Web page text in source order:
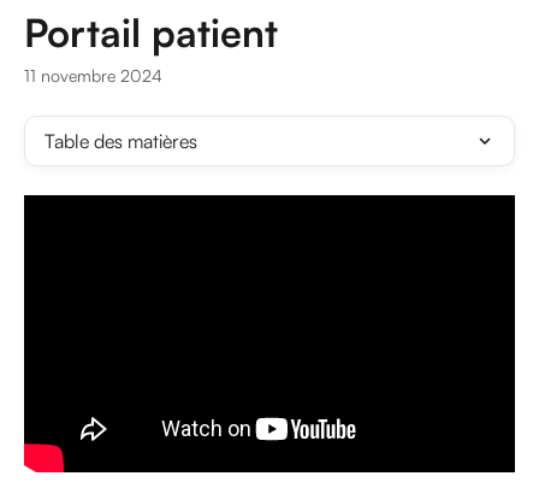
Portail patient
11 novembre 2024
Table des matières